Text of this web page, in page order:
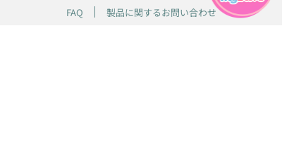
FAQ
製品に関するお問い合わせ